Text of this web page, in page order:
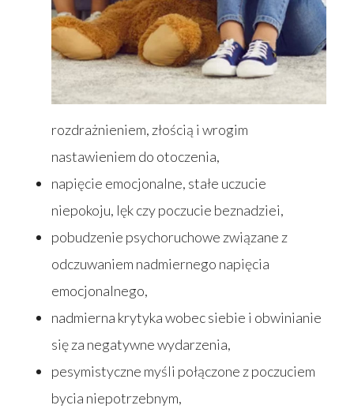
rozdrażnieniem, złością i wrogim
nastawieniem do otoczenia,
napięcie emocjonalne, stałe uczucie
niepokoju, lęk czy poczucie beznadziei,
pobudzenie psychoruchowe związane z
odczuwaniem nadmiernego napięcia
emocjonalnego,
nadmierna krytyka wobec siebie i obwinianie
się za negatywne wydarzenia,
pesymistyczne myśli połączone z poczuciem
bycia niepotrzebnym,